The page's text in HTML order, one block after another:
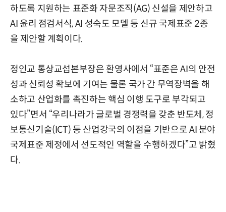
하도록 지원하는 표준화 자문조직(AG) 신설을 제안하고
AI 윤리 점검서식, AI 성숙도 모델 등 신규 국제표준 2종
을 제안할 계획이다.
정인교 통상교섭본부장은 환영사에서 “표준은 AI의 안전
성과 신뢰성 확보에 기여는 물론 국가 간 무역장벽을 해
소하고 산업화를 촉진하는 핵심 이행 도구로 부각되고
있다”면서 “우리나라가 글로벌 경쟁력을 갖춘 반도체, 정
보통신기술(ICT) 등 산업강국의 이점을 기반으로 AI 분야
국제표준 제정에서 선도적인 역할을 수행하겠다”고 밝혔
다.